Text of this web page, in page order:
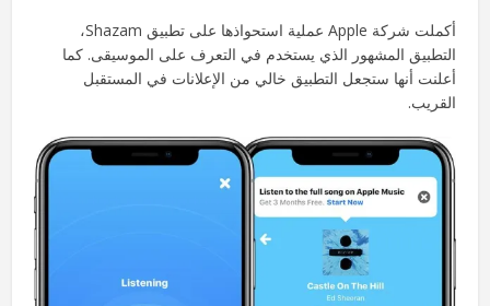
أكملت شركة Apple عملية استحواذها على تطبيق Shazam،
التطبيق المشهور الذي يستخدم في التعرف على الموسيقى. كما
أعلنت أنها ستجعل التطبيق خالي من الإعلانات في المستقبل
القريب.